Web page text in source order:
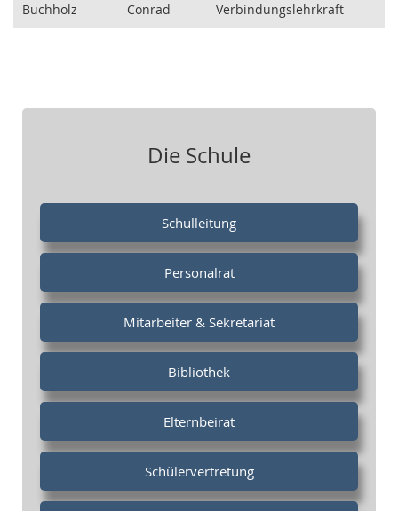
Buchholz Conrad Verbindungslehrkraft
Die Schule
Schulleitung
Personalrat
Mitarbeiter & Sekretariat
Bibliothek
Elternbeirat
Schülervertretung